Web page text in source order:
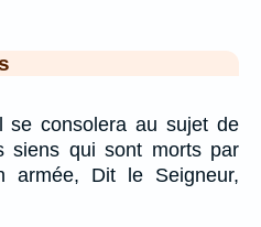
se consolera au sujet de
siens qui sont morts par
armée, Dit le Seigneur,